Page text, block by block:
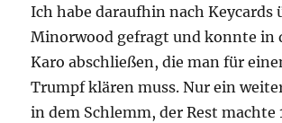
Ich habe daraufhin nach Keycards
Minorwood gefragt und konnte in
Karo abschließen, die man für
Trumpf klären muss. Nur ein
in dem Schlemm, der Rest machte